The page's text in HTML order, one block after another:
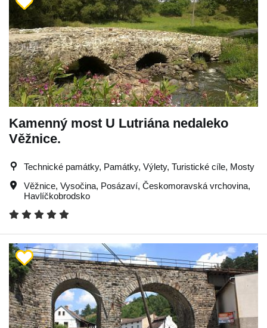
Kamenný most U Lutriána nedaleko
Věžnice.
Technické památky, Památky, Výlety, Turistické cíle, Mosty
Věžnice, Vysočina, Posázaví, Českomoravská vrchovina,
Havlíčkobrodsko